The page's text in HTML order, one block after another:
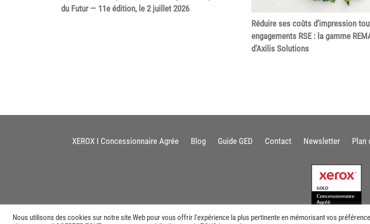
du Futur — 11e édition, le 2 juillet 2026
Réduire ses coûts d’impression
engagements RSE : la gamme
d’Axilis Solutions
XEROX I Concessionnaire Agrée Blog Guide GED Contact Newsletter Plan
Nous utilisons des cookies sur notre site Web pour vous offrir l'expérience la plus pertinente en mémorisant vos